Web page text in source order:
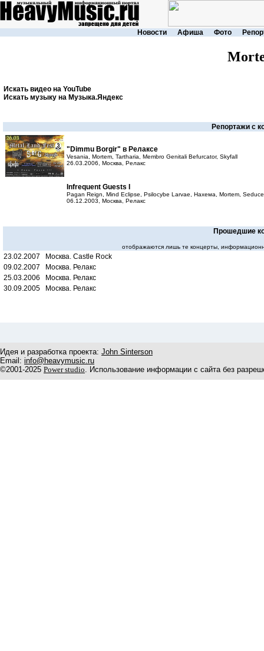
Новости Афиша Фото
Искать видео на YouTube
Искать музыку на Музыка.Яндекс
Репортажи с
"Dimmu Borgir" в Релаксе
Vesania, Mortem, Tartharia, Membro Genitali Befurcator, Skyfall
26.03.2006, Москва, Релакс
Infrequent Guests I
Pagan Reign, Mind Eclipse, Psilocybe Larvae, Нахема, Mortem,
06.12.2003, Москва, Релакс
Прошедшие
отображаются лишь те концерты,
23.02.2007 Москва. Castle Rock
09.02.2007 Москва. Релакс
25.03.2006 Москва. Релакс
30.09.2005 Москва. Релакс
Идея и разработка проекта: John Sinterson
Email: info@heavymusic.ru
©2001-2025 Power studio. Использование информации с сайта без